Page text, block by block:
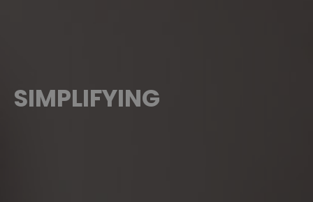
SIMPLIFYING